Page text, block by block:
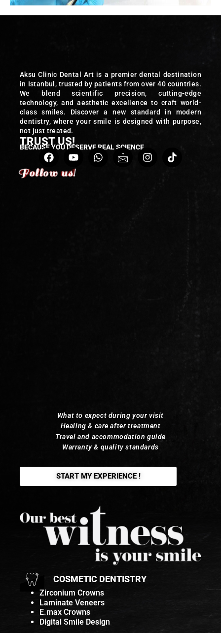
Aksu Clinic Dental Art is a premier dental destination
in Istanbul, trusted by patients from over 40 countries.
We blend scientific precision, cutting-edge
technology, and aesthetic excellence to craft world-
class smiles. Discover a new standard in modern
dentistry, where your smile is designed with purpose,
not just treated.
TRUST US!
BECAUSE YOU DESERVE REAL SCIENCE
Follow us!
Follow us!
Follow us!
Follow us!
Follow us!
Follow us!
Follow us!
Follow us!
What to expect during your visit
Healing & care after treatment
Travel and accommodation guide
Warranty & quality standards
START MY EXPERIENCE !
COSMETIC DENTISTRY
Zirconium Crowns
Laminate Veneers
E.max Crowns
Digital Smile Design